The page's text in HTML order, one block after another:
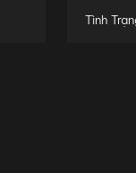
Tình